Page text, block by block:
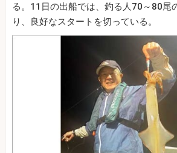
る。11日の出船では、釣る人70～80尾
り、良好なスタートを切っている。